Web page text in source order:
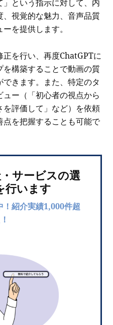
という指示に対して、内
視覚的な魅力、音声品質
を提供します。
を行い、再度ChatGPTに
構築することで動画の質
きます。また、特定のタ
ー（「初心者の視点から
評価して」など）を依頼
を把握することも可能で
サービスの選
行います
紹介実績1,000件超